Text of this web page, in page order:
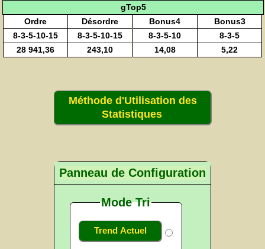
gTop5
Ordre
Désordre Bonus4
Bonus3
8-3-5-10-15
8-3-5-10-15 8-3-5-10
8-3-5
28 941,36
243,10 14,08 5,22
Méthode d'Utilisation des
Statistiques
Panneau de Configuration
Mode Tri
Trend Actuel